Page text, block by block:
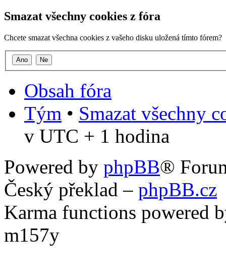
Smazat všechny cookies z fóra
Chcete smazat všechna cookies z vašeho disku uložená tímto fórem?
Obsah fóra
Tým • Smazat všechny
v UTC + 1 hodina
Powered by phpBB®
Český překlad – phpBB.cz
Karma functions powered
m157y